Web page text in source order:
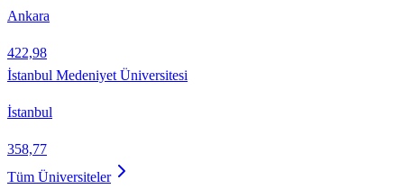
Ankara
422,98
İstanbul Medeniyet Üniversitesi
İstanbul
358,77
Tüm Üniversiteler